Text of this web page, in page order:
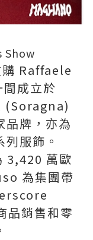
Show
Raffaele
成立於
(Soragna)
品牌，亦為
服飾。
3,420 萬歐
為集團帶
銷售和零